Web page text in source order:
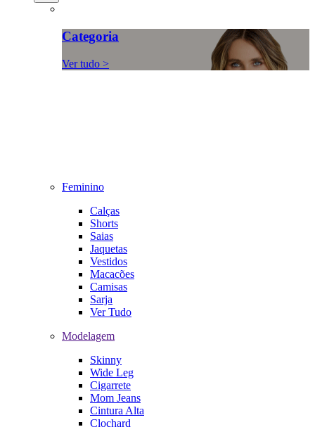
Categoria
Ver tudo >
Feminino
Calças
Shorts
Saias
Jaquetas
Vestidos
Macacões
Camisas
Sarja
Ver Tudo
Modelagem
Skinny
Wide Leg
Cigarrete
Mom Jeans
Cintura Alta
Clochard